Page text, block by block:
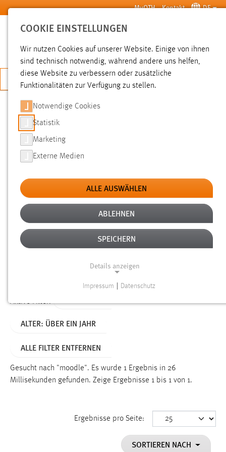
Zum Hauptinhalt springen MyOTH Kontakt DE
SUCHE
JETZT BEWERBEN
SUCHE
FILTER
Typ
Erstellungsdatum
Alter
Aktive Filter:
ALTER: ÜBER EIN JAHR
ALLE FILTER ENTFERNEN
Gesucht nach "moodle". Es wurde 1 Ergebnis in 26
Millisekunden gefunden. Zeige Ergebnisse 1 bis 1 von 1.
Ergebnisse pro Seite:
SORTIEREN NACH
COOKIE EINSTELLUNGEN
Wir nutzen Cookies auf unserer Website. Einige von ihnen
sind technisch notwendig, während andere uns helfen,
diese Website zu verbessern oder zusätzliche
Funktionalitäten zur Verfügung zu stellen.
Notwendige Cookies
Statistik
Marketing
Externe Medien
ALLE AUSWÄHLEN
ABLEHNEN
SPEICHERN
Details anzeigen
Funktionen und sind für die einwandfreie Funktion der
Name:
Dieser Cookie speichert die ausgewählten Einverständnis-
Impressum Datenschutz